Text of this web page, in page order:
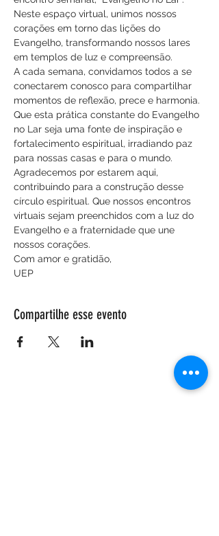
Neste espaço virtual, unimos nossos
corações em torno das lições do
Evangelho, transformando nossos lares
em templos de luz e compreensão.
A cada semana, convidamos todos a se
conectarem conosco para compartilhar
momentos de reflexão, prece e harmonia.
Que esta prática constante do Evangelho
no Lar seja uma fonte de inspiração e
fortalecimento espiritual, irradiando paz
para nossas casas e para o mundo.
Agradecemos por estarem aqui,
contribuindo para a construção desse
círculo espiritual. Que nossos encontros
virtuais sejam preenchidos com a luz do
Evangelho e a fraternidade que une
nossos corações.
Com amor e gratidão,
UEP
Compartilhe esse evento